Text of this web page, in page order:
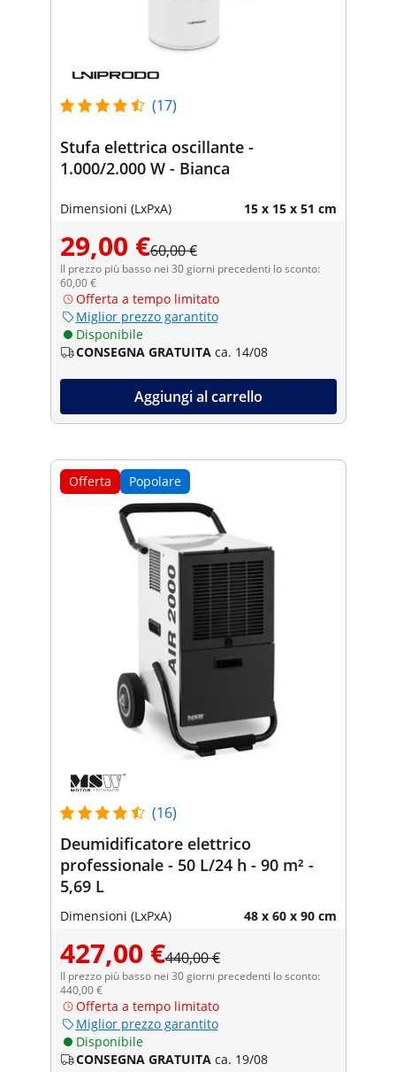
(17)
Stufa elettrica oscillante -
1.000/2.000 W - Bianca
Dimensioni (LxPxA) 15 x 15 x 51 cm
29,00 €60,00 €
Il prezzo più basso nei 30 giorni precedenti lo sconto:
60,00 €
Offerta a tempo limitato
Miglior prezzo garantito
Disponibile
CONSEGNA GRATUITA ca. 14/08
Aggiungi al carrello
Offerta Popolare
(16)
Deumidificatore elettrico
professionale - 50 L/24 h - 90 m² -
5,69 L
Dimensioni (LxPxA) 48 x 60 x 90 cm
427,00 €440,00 €
Il prezzo più basso nei 30 giorni precedenti lo sconto:
440,00 €
Offerta a tempo limitato
Miglior prezzo garantito
Disponibile
CONSEGNA GRATUITA ca. 19/08